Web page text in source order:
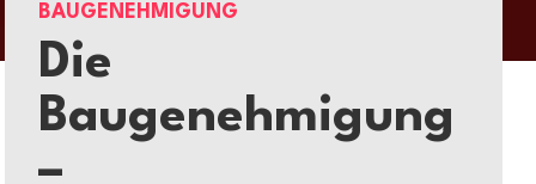
BAUGENEHMIGUNG
Die
Baugenehmigung
–